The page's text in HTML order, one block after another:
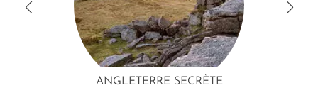
ANGLETERRE SECRÈTE